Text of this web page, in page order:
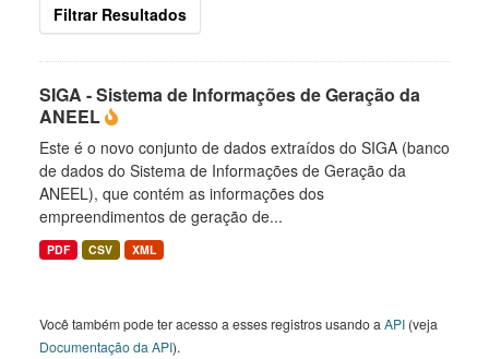
Filtrar Resultados
SIGA - Sistema de Informações de Geração da
ANEEL
Este é o novo conjunto de dados extraídos do SIGA (banco
de dados do Sistema de Informações de Geração da
ANEEL), que contém as informações dos
empreendimentos de geração de...
PDF CSV XML
Você também pode ter acesso a esses registros usando a API (veja
Documentação da API).